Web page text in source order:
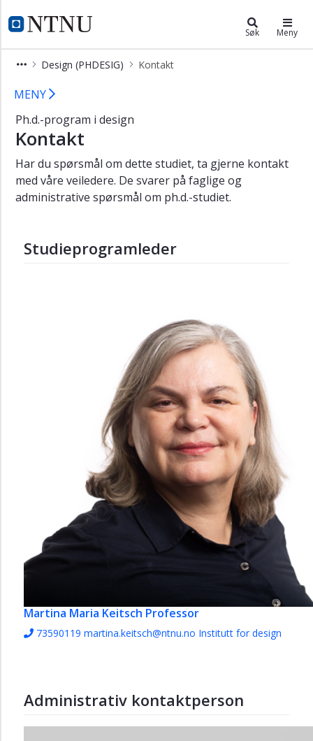
NTNU Hjemmeside
Design (PHDESIG) Søk Meny
Design (PHDESIG) Kontakt
Design – ph.d.-program
×
Ph.d.-
programmet
design
Om
programmet
Studiets
oppbygning
Karriere
Søk
MENY
Ph.d.-program i design
Kontakt
Har du spørsmål om dette studiet, ta gjerne kontakt
med våre veiledere. De svarer på faglige og
administrative spørsmål om ph.d.-studiet.
Studieprogramleder
Martina Maria Keitsch Professor
73590119 martina.keitsch@ntnu.no Institutt for design
Administrativ kontaktperson